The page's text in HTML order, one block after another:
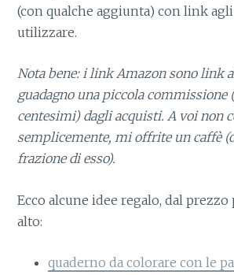
(con qualche aggiunta) con link
utilizzare.
Nota bene: i link Amazon sono link
guadagno una piccola commissione
centesimi) dagli acquisti. A voi non
semplicemente, mi offrite un caffè
frazione di esso).
Ecco alcune idee regalo, dal prezzo
alto:
quaderno da colorare con le